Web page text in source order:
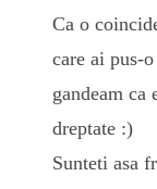
Ca o
care ai pus-
gandeam ca
dreptate :)
Sunteti asa